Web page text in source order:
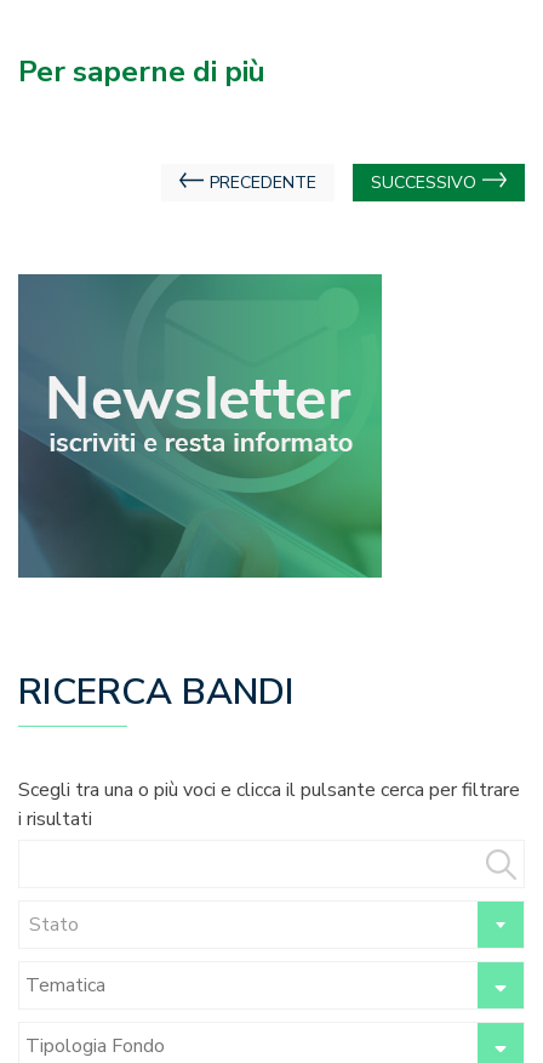
Per saperne di più
Navigazione
PRECEDENTE SUCCESSIVO
RICERCA BANDI
Scegli tra una o più voci e clicca il pulsante cerca per filtrare
i risultati
Stato